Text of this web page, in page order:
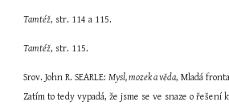
Tamtéž, str. 114 a 115.
Tamtéž, str. 115.
Srov. John R. SEARLE: Mysl, mozek a věda, Mladá
Zatím to tedy vypadá, že jsme se ve snaze o řešení